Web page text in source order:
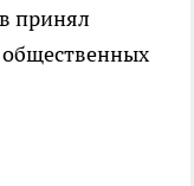
принял
общественных